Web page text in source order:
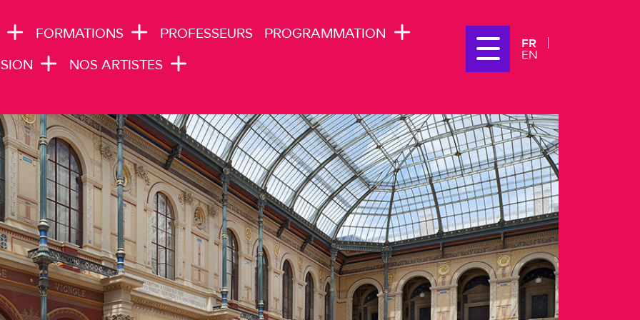
NAVIGATION
FORMATIONS PROFESSEURS
PROGRAMMATION
NOS ARTISTES
FR
EN